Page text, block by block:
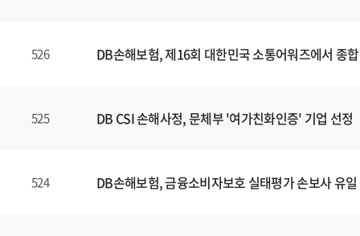
526 DB손해보험, 제16회 대한민국 소통어워즈에서 종
525 DB CSI 손해사정, 문체부 '여가친화인증' 기업 선정
524 DB손해보험, 금융소비자보호 실태평가 손보사 유